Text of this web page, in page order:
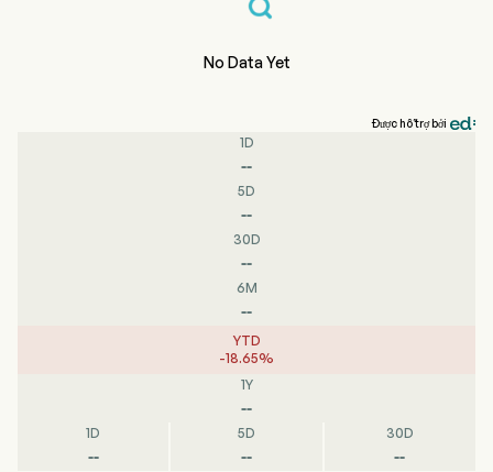
No Data Yet
Được hỗ trợ bởi
1D
--
5D
--
30D
--
6M
--
YTD
-18.65%
1Y
--
1D
--
5D
--
30D
--